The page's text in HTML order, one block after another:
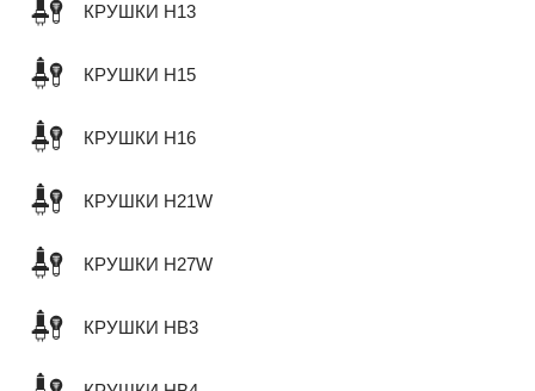
КРУШКИ H13
КРУШКИ H15
КРУШКИ H16
КРУШКИ H21W
КРУШКИ H27W
КРУШКИ HB3